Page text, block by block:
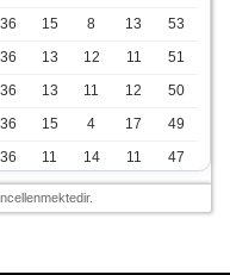
36 15 8 13
53
36 13 12 11
51
36 13 11 12
50
36 15 4 17
49
36 11 14 11
47